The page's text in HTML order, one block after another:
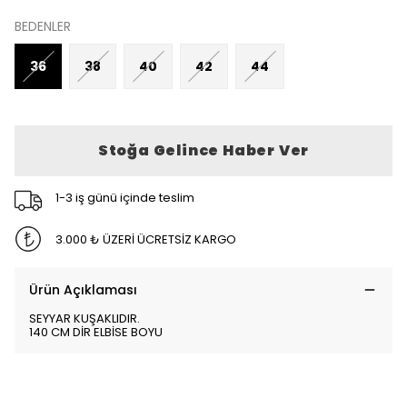
BEDENLER
36 38 40 42 44
Stoğa Gelince Haber Ver
1-3 iş günü içinde teslim
3.000 ₺ ÜZERİ ÜCRETSİZ KARGO
Ürün Açıklaması
SEYYAR KUŞAKLIDIR.
140 CM DİR ELBİSE BOYU